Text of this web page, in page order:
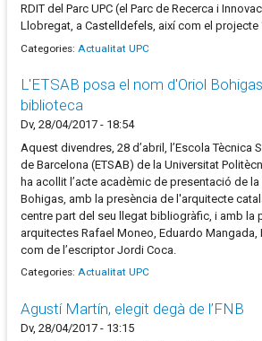
RDIT del Parc UPC (el Parc de Recerca i
Llobregat, a Castelldefels, així com el projecte
Categories: Actualitat UPC
L'ETSAB posa el nom d'Oriol
biblioteca
Dv, 28/04/2017 - 18:54
Aquest divendres, 28 d’abril, l’Escola Tècnica
de Barcelona (ETSAB) de la Universitat
ha acollit l’acte acadèmic de presentació de la
Bohigas, amb la presència de l'arquitecte
centre part del seu llegat bibliogràfic, i amb la
arquitectes Rafael Moneo, Eduardo Mangada,
com de l’escriptor Jordi Coca.
Categories: Actualitat UPC
Agustí Martín, elegit degà de l’FNB
Dv, 28/04/2017 - 13:15